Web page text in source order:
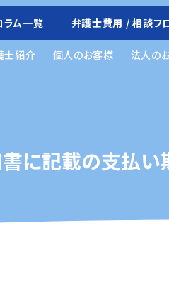
ラム一覧 弁護士費用 / 相談フ
士紹介 個人のお客様 法人の
に記載の支払い